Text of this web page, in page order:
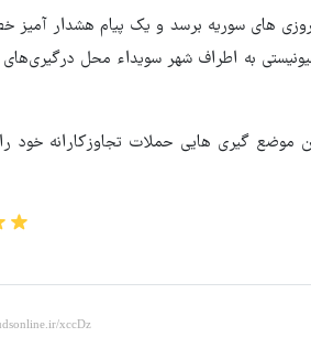
های سوریه برسد و یک پیام هشدار آمیز
به اطراف شهر سویداء محل
گیری هایی حملات تجاوزکارانه خود را